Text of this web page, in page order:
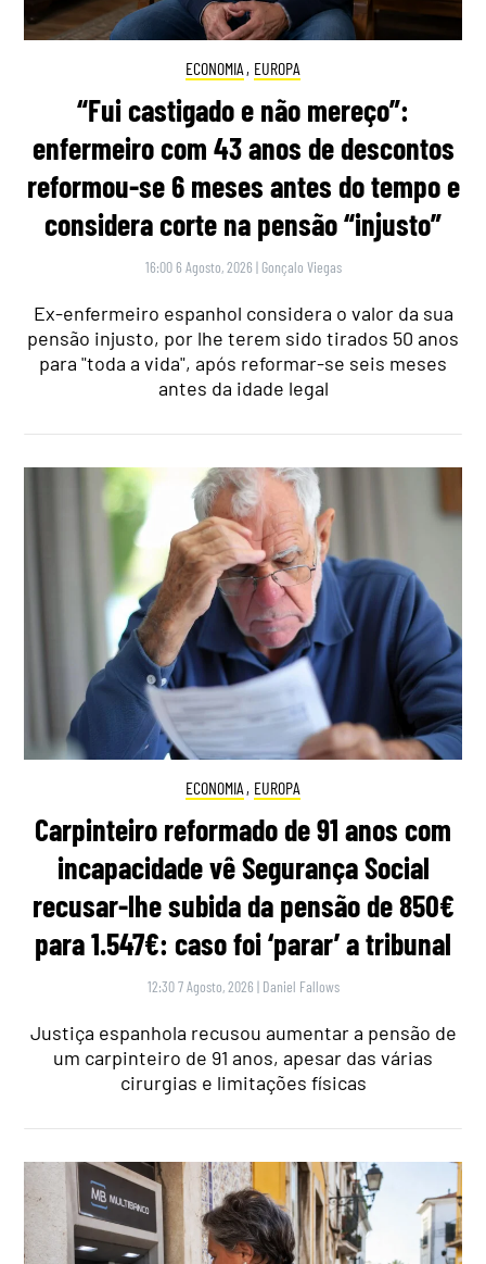
ECONOMIA , EUROPA
“Fui castigado e não mereço”:
enfermeiro com 43 anos de descontos
reformou-se 6 meses antes do tempo e
considera corte na pensão “injusto”
16:00 6 Agosto, 2026 | Gonçalo Viegas
Ex-enfermeiro espanhol considera o valor da sua
pensão injusto, por lhe terem sido tirados 50 anos
para "toda a vida", após reformar-se seis meses
antes da idade legal
ECONOMIA , EUROPA
Carpinteiro reformado de 91 anos com
incapacidade vê Segurança Social
recusar-lhe subida da pensão de 850€
para 1.547€: caso foi ‘parar’ a tribunal
12:30 7 Agosto, 2026 | Daniel Fallows
Justiça espanhola recusou aumentar a pensão de
um carpinteiro de 91 anos, apesar das várias
cirurgias e limitações físicas